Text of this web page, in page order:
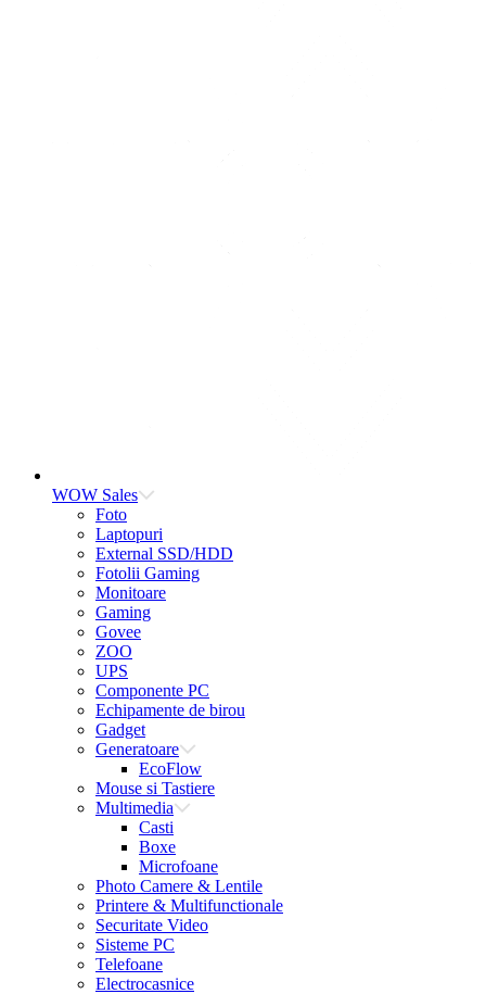
WOW Sales
Foto
Laptopuri
External SSD/HDD
Fotolii Gaming
Monitoare
Gaming
Govee
ZOO
UPS
Componente PC
Echipamente de birou
Gadget
Generatoare
EcoFlow
Mouse si Tastiere
Multimedia
Casti
Boxe
Microfoane
Photo Camere & Lentile
Printere & Multifunctionale
Securitate Video
Sisteme PC
Telefoane
Electrocasnice